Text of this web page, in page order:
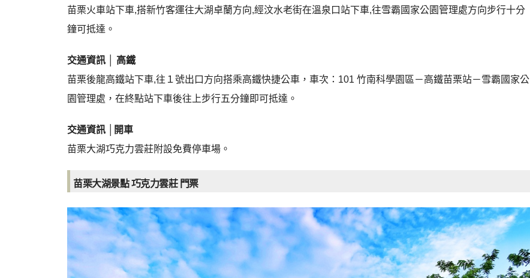
苗栗火車站下車,搭新竹客運往大湖卓蘭方向,經汶水老街在溫泉口站下車,往雪霸國家公園管理處方向步行十分
鐘可抵達。
交通資訊 │ 高鐵
苗栗後龍高鐵站下車,往１號出口方向搭乘高鐵快捷公車，車次：101 竹南科學園區－高鐵苗栗站－雪霸國家公
園管理處，在終點站下車後往上步行五分鐘即可抵達。
交通資訊 │開車
苗栗大湖巧克力雲莊附設免費停車場。
苗栗大湖景點 巧克力雲莊 門票